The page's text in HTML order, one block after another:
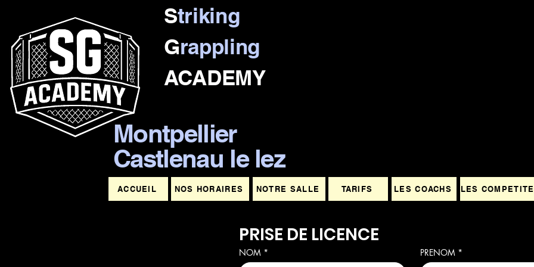
Striking
Grappling
ACADEMY
Montpellier
Castlenau le lez
ACCUEIL NOS HORAIRES NOTRE SALLE TARIFS LES COACHS LES
PRISE DE LICENCE
NOM * PRENOM *